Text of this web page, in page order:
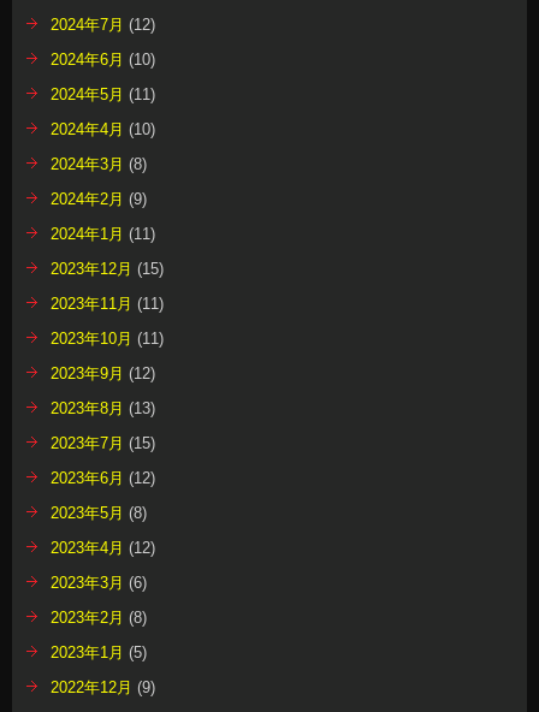
2024年7月 (12)
2024年6月 (10)
2024年5月 (11)
2024年4月 (10)
2024年3月 (8)
2024年2月 (9)
2024年1月 (11)
2023年12月 (15)
2023年11月 (11)
2023年10月 (11)
2023年9月 (12)
2023年8月 (13)
2023年7月 (15)
2023年6月 (12)
2023年5月 (8)
2023年4月 (12)
2023年3月 (6)
2023年2月 (8)
2023年1月 (5)
2022年12月 (9)